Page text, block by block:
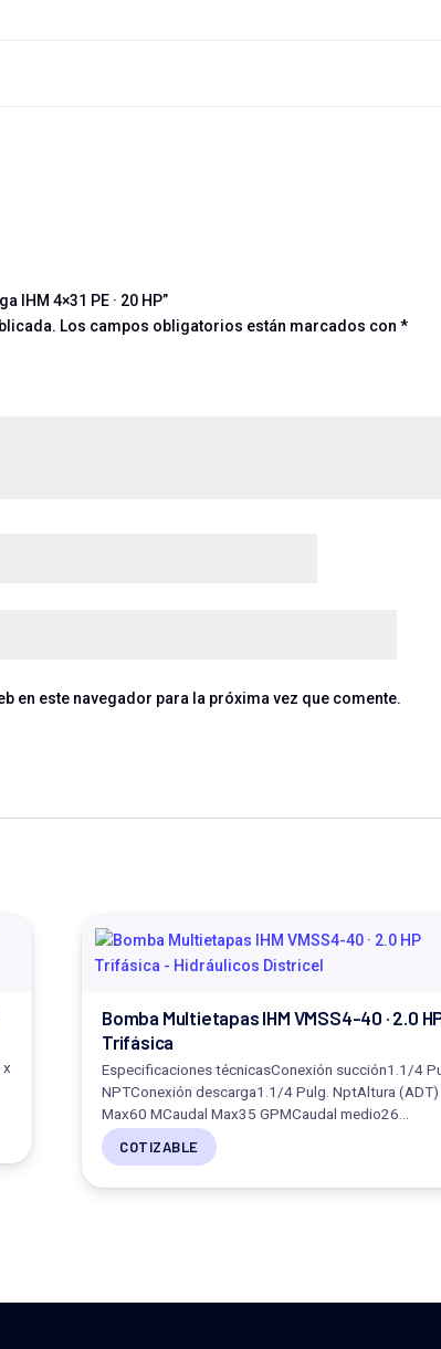
4×31 PE · 20 HP”
Los campos obligatorios están marcados con *
en este navegador para la próxima vez que comente.
Bomba Multietapas IHM VMSS4-40 · 2.0
Trifásica
Especificaciones técnicasConexión succión1.1/4
NPTConexión descarga1.1/4 Pulg. NptAltura (ADT)
Max60 MCaudal Max35 GPMCaudal medio26…
COTIZABLE